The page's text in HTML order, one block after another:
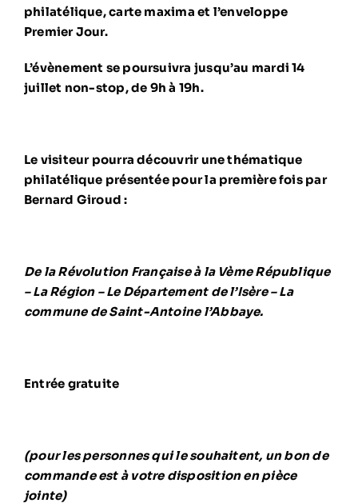
philatélique, carte maxima et l’enveloppe
Premier Jour.
L’évènement se poursuivra jusqu’au mardi 14
juillet non-stop, de 9h à 19h.
Le visiteur pourra découvrir une thématique
philatélique présentée pour la première fois par
Bernard Giroud :
De la Révolution Française à la Vème République
– La Région – Le Département de l’Isère – La
commune de Saint-Antoine l’Abbaye.
Entrée gratuite
(pour les personnes qui le souhaitent, un bon de
commande est à votre disposition en pièce
jointe)